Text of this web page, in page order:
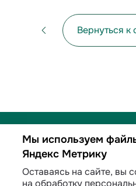
Вернуться к
Политика обработки
Мы используем
Яндекс Метрику
Оставаясь на сайте, вы
на обработку